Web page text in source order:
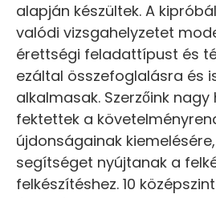
alapján készültek. A
valódi vizsgahelyzetet
érettségi feladattípust és
ezáltal összefoglalásra és
alkalmasak. Szerzőink
fektettek a
újdonságainak
segítséget nyújtanak a
felkészítéshez. 10